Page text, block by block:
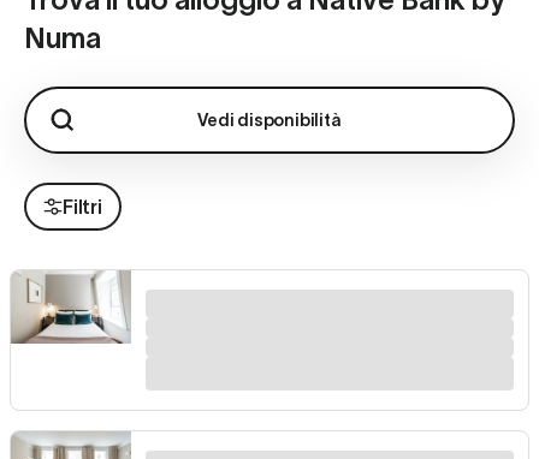
Numa
Vedi disponibilità
Filtri